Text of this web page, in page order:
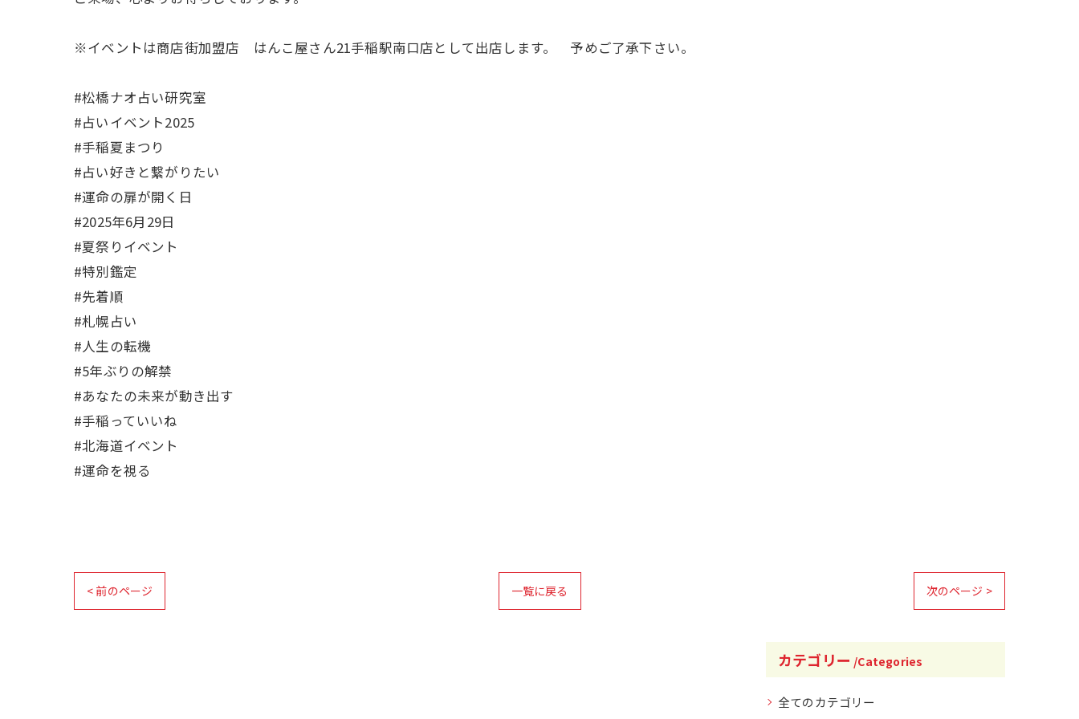
※イベントは商店街加盟店 はんこ屋さん21手稲駅南口店として出店します。 予めご了承下さい。
#松橋ナオ占い研究室
#占いイベント2025
#手稲夏まつり
#占い好きと繋がりたい
#運命の扉が開く日
#2025年6月29日
#夏祭りイベント
#特別鑑定
#先着順
#札幌占い
#人生の転機
#5年ぶりの解禁
#あなたの未来が動き出す
#手稲っていいね
#北海道イベント
#運命を視る
< 前のページ 一覧に戻る 次のページ >
カテゴリー Categories
全てのカテゴリー